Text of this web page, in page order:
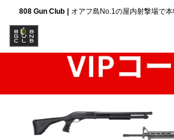
808 Gun Club オアフ島No.1の屋内射撃場で
Aコース 4種類の銃と弾丸46発